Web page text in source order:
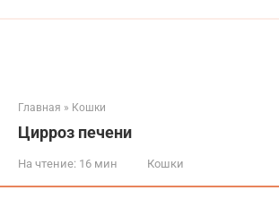
Главная » Кошки
Цирроз печени
На чтение: 16 мин Кошки